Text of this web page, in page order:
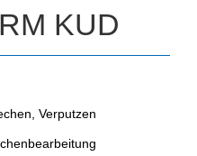
KUD
Verputzen